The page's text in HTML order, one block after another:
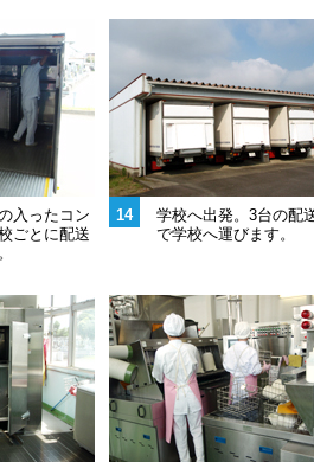
入ったコン
ごとに配送
14
学校へ出発。3台の配
で学校へ運びます。